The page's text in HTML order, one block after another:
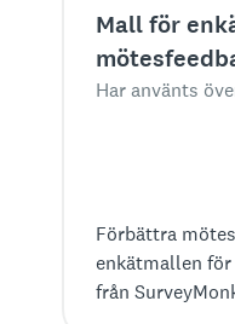
Mall för
Har använts
Förbättra
enkätmallen
från